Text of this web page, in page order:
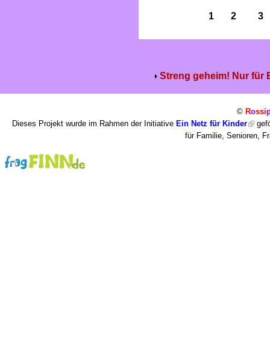
1 2 3
Streng geheim! Nur für
© Rossi
Dieses Projekt wurde im Rahmen der Initiative Ein Netz für Kinder
für Familie, Senioren,